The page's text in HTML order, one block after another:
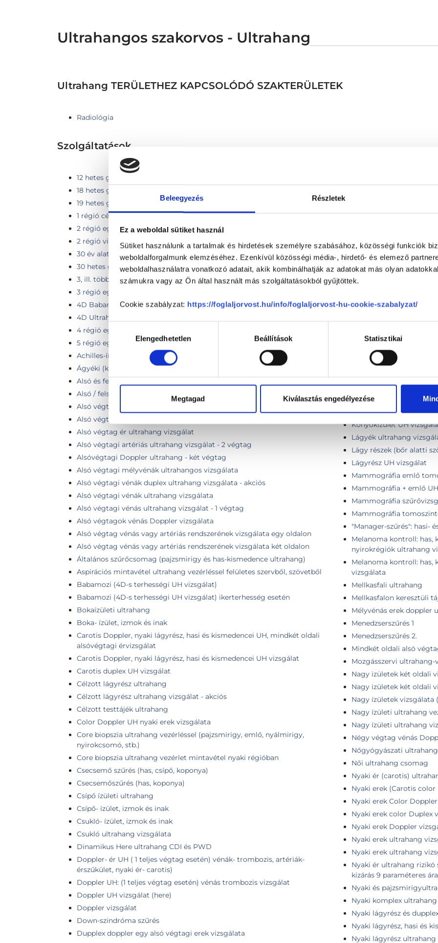
Beleegyezés Részletek
Ez a weboldal sütiket használ
Sütiket használunk a tartalmak és hirdetések személyre szabásához, közösségi funkciók
weboldalforgalmunk elemzéséhez. Ezenkívül közösségi média-, hirdető- és elemező
weboldalhasználatra vonatkozó adatait, akik kombinálhatják az adatokat más olyan
számukra vagy az Ön által használt más szolgáltatásokból gyűjtöttek.
Cookie szabályzat: https://foglaljorvost.hu/info/foglaljorvost-hu-cookie-szabalyzat/
kiválasztásaElengedhetetlen Beállítások Statisztikai
Megtagad Kiválasztás engedélyezése
Ultrahangos szakorvos - Ultrahang
Ultrahang TERÜLETHEZ KAPCSOLÓDÓ SZAKTERÜLETEK
Radiológia
Szolgáltatások
12 hetes genetikai UH
18 hetes genetikai UH
19 hetes genetikai UH
1 régió célzott UH vizsgálata
2 régió együttes vizsgálata
2 régió vizsgálata
30 év alatti emlő ultrahang vizsgálat
30 hetes genetikai UH
3, ill. több régió vizsgálata
3 régió együttes vizsgálata
4D Babamozi
4D Ultrahang vizsgálat
4 régió együttes vizsgálata
5 régió együttes vizsgálata
Achilles-ín UH vizsgálata
Ágyéki (két oldali) ultrahang vizsgálat
Alsó és felső végtagi mélyvénás ultrahang vizsgálat végtagonként
Alsó / felsővégtagi Doppler UH vizsgálat
Alsó végtag artériás keringés Doppler vizsgálata
Alsó végtag (egy láb) vénás Doppler vizsgálata
Alsó végtag ér ultrahang vizsgálat
Alsó végtagi artériás ultrahang vizsgálat - 2 végtag
Alsóvégtagi Doppler ultrahang - két végtag
Alsó végtagi mélyvénák ultrahangos vizsgálata
Alsó végtagi vénák duplex ultrahang vizsgálata - akciós
Alsó végtagi vénák ultrahang vizsgálata
Alsó végtagi vénás ultrahang vizsgálat - 1 végtag
Alsó végtagok vénás Doppler vizsgálata
Alsó végtag vénás vagy artériás rendszerének vizsgálata egy oldalon
Alsó végtag vénás vagy artériás rendszerének vizsgálata két oldalon
Általános szűrőcsomag (pajzsmirigy és has-kismedence ultrahang)
Aspirációs mintavétel ultrahang vezérléssel felületes szervből, szövetből
Babamozi (4D-s terhességi UH vizsgálat)
Babamozi (4D-s terhességi UH vizsgálat) ikerterhesség esetén
Bokaízületi ultrahang
Boka- ízület, izmok és inak
Carotis Doppler, nyaki lágyrész, hasi és kismedencei UH, mindkét oldali
alsóvégtagi érvizsgálat
Carotis Doppler, nyaki lágyrész, hasi és kismedencei UH vizsgálat
Carotis duplex UH vizsgálat
Célzott lágyrész ultrahang
Célzott lágyrész ultrahang vizsgálat - akciós
Célzott testtájék ultrahang
Color Doppler UH nyaki erek vizsgálata
Core biopszia ultrahang vezérléssel (pajzsmirigy, emlő, nyálmirigy,
nyirokcsomó, stb.)
Core biopszia ultrahang vezérlet mintavétel nyaki régióban
Csecsemő szűrés (has, csípő, koponya)
Csecsemőszűrés (has, koponya)
Csípő ízületi ultrahang
Csípő- ízület, izmok és inak
Csukló- ízület, izmok és inak
Csukló ultrahang vizsgálata
Dinamikus Here ultrahang CDI és PWD
Doppler- ér UH ( 1 teljes végtag esetén) vénák- trombozis, artériák-
érszűkület, nyaki ér- carotis)
Doppler UH: (1 teljes végtag esetén) vénás trombozis vizsgálat
Doppler UH vizsgálat (here)
Doppler vizsgálat
Down-szindróma szűrés
Dupplex doppler egy alsó végtagi erek vizsgálata
Komplex nyaki + hasi-
Komplex nyaki UH
Komplex nyaki
ér ultrahang)
Komplex szűrőcsomag
kismedence ultrahang)
Komplex UH II. (Hasi +
Komplex ultrahang
Komplex ultrahang
Komplex ultrahang
Komplex ultrahang
Kontroll UH májbiopszia
Konzultáció, 1 régió
Konzultáció, egyeztetés
Könyök- ízület, izmok és
Könyökízület UH
Lágyék ultrahang
Lágy részek (bőr alatti
Lágyrész UH vizsgálat
Mammográfia emlő
Mammográfia + emlő UH
Mammográfia
Mammográfia
"Manager-szűrés": hasi-
Melanoma kontroll: has,
nyirokrégiók ultrahang
Melanoma kontroll: has,
vizsgálata
Mellkasfali ultrahang
Mellkasfalon keresztüli
Mélyvénás erek doppler
Menedzserszűrés 1
Menedzserszűrés 2.
Mindkét oldali alsó
Mozgásszervi
Nagy izületek két oldali
Nagy izületek két oldali
Nagy ízületek vizsgálata
Nagy ízületi ultrahang
Nagy ízületi ultrahang
Négy végtag vénás
Nőgyógyászati
Női ultrahang csomag
Nyaki ér (carotis)
Nyaki erek (Carotis
Nyaki erek Color
Nyaki erek color Duplex
Nyaki erek Doppler
Nyaki erek ultrahang
Nyaki erek ultrahang
Nyaki ér ultrahang rizikó
kizárás 9 paraméteres
Nyaki és
Nyaki komplex
Nyaki lágyrész és
Nyaki lágyrész, hasi és
Nyaki lágyrész